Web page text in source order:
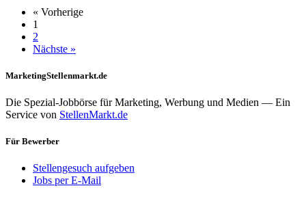
« Vorherige
1
2
Nächste »
MarketingStellenmarkt.de
Die Spezial-Jobbörse für Marketing, Werbung und Medien — Ein
Service von StellenMarkt.de
Für Bewerber
Stellengesuch aufgeben
Jobs per E-Mail